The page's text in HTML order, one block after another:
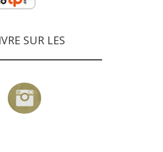
SUR LES